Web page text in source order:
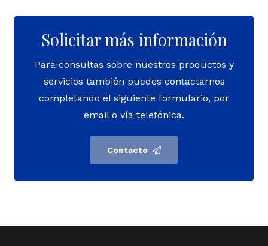
Solicitar más información
Para consultas sobre nuestros productos y
servicios también puedes contactarnos
completando el siguiente formulario, por
email o vía telefónica.
Contacto